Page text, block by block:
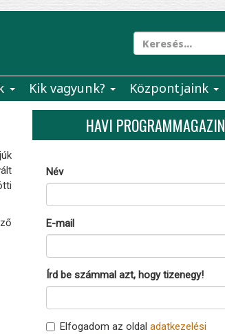
Kik vagyunk? Központjaink
HAVI PROGRAMMAGAZIN
Név
E-mail
Írd be számmal azt, hogy tizenegy!
Elfogadom az oldal adatkezelési